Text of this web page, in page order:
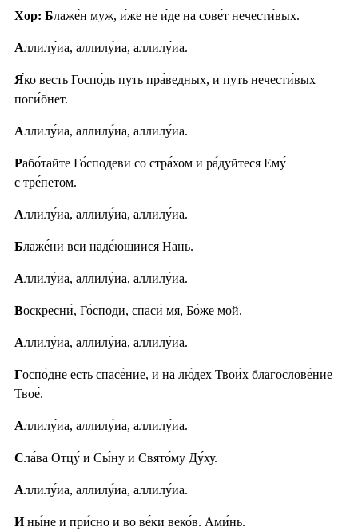
Хор: Блаже́н муж, и́же не и́де на сове́т нечести́вых.
Аллилу́иа, аллилу́иа, аллилу́иа.
Я́ко весть Госпо́дь путь пра́ведных, и путь нечести́вых
поги́бнет.
Аллилу́иа, аллилу́иа, аллилу́иа.
Рабо́тайте Го́сподеви со стра́хом и ра́дуйтеся Ему́
с тре́петом.
Аллилу́иа, аллилу́иа, аллилу́иа.
Блаже́ни вси наде́ющиися Нань.
Аллилу́иа, аллилу́иа, аллилу́иа.
Воскресни́, Го́споди, спаси́ мя, Бо́же мой.
Аллилу́иа, аллилу́иа, аллилу́иа.
Госпо́дне есть спасе́ние, и на лю́дех Твои́х благослове́ние
Твое́.
Аллилу́иа, аллилу́иа, аллилу́иа.
Сла́ва Отцу́ и Сы́ну и Свято́му Ду́ху.
Аллилу́иа, аллилу́иа, аллилу́иа.
Ины́не и при́сно и во ве́ки веко́в. Ами́нь.